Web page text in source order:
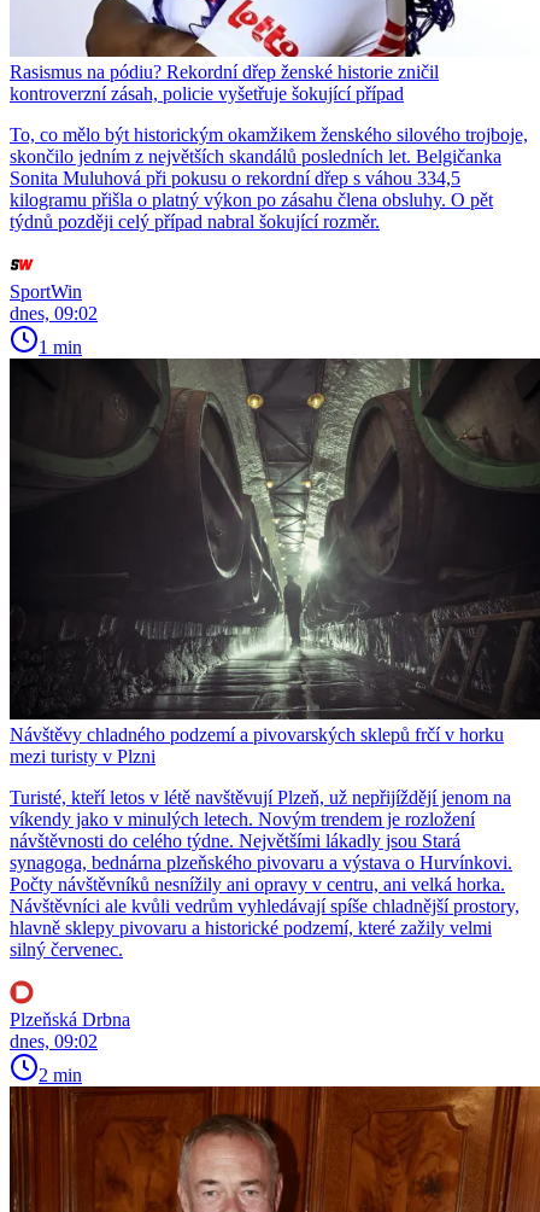
Rasismus na pódiu? Rekordní dřep ženské historie zničil
kontroverzní zásah, policie vyšetřuje šokující případ
To, co mělo být historickým okamžikem ženského silového trojboje,
skončilo jedním z největších skandálů posledních let. Belgičanka
Sonita Muluhová při pokusu o rekordní dřep s váhou 334,5
kilogramu přišla o platný výkon po zásahu člena obsluhy. O pět
týdnů později celý případ nabral šokující rozměr.
SportWin
dnes, 09:02
1 min
Návštěvy chladného podzemí a pivovarských sklepů frčí v horku
mezi turisty v Plzni
Turisté, kteří letos v létě navštěvují Plzeň, už nepřijíždějí jenom na
víkendy jako v minulých letech. Novým trendem je rozložení
návštěvnosti do celého týdne. Největšími lákadly jsou Stará
synagoga, bednárna plzeňského pivovaru a výstava o Hurvínkovi.
Počty návštěvníků nesnížily ani opravy v centru, ani velká horka.
Návštěvníci ale kvůli vedrům vyhledávají spíše chladnější prostory,
hlavně sklepy pivovaru a historické podzemí, které zažily velmi
silný červenec.
Plzeňská Drbna
dnes, 09:02
2 min